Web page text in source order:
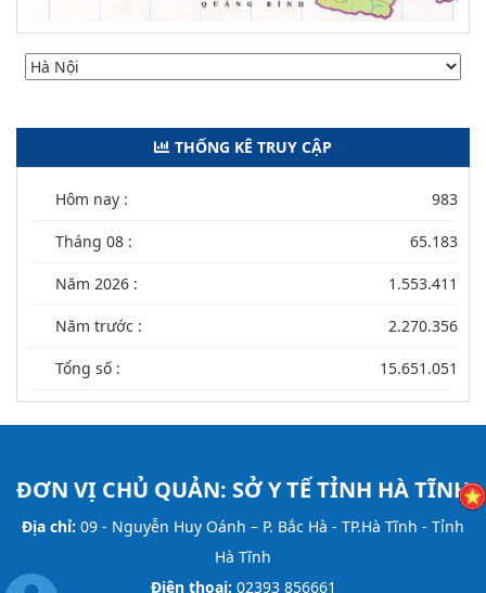
THỐNG KÊ TRUY CẬP
Hôm nay : 983
Tháng 08 : 65.183
Năm 2026 : 1.553.411
Năm trước : 2.270.356
Tổng số : 15.651.051
ĐƠN VỊ CHỦ QUẢN: SỞ Y TẾ TỈNH HÀ TĨNH
Địa chỉ: 09 - Nguyễn Huy Oánh – P. Bắc Hà - TP.Hà Tĩnh - Tỉnh
Hà Tĩnh
Điện thoại: 02393 856661